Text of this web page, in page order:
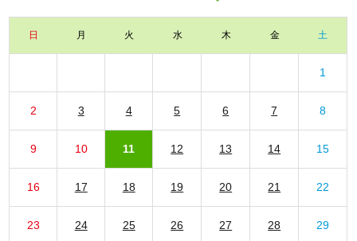
日 月 火 水 木 金 土
1
2 3 4 5 6 7 8
9 10 11 12 13 14 15
16 17 18 19 20 21 22
23 24 25 26 27 28 29